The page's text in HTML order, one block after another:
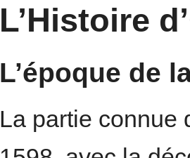
L’Histoire
L’époque de
La partie connue